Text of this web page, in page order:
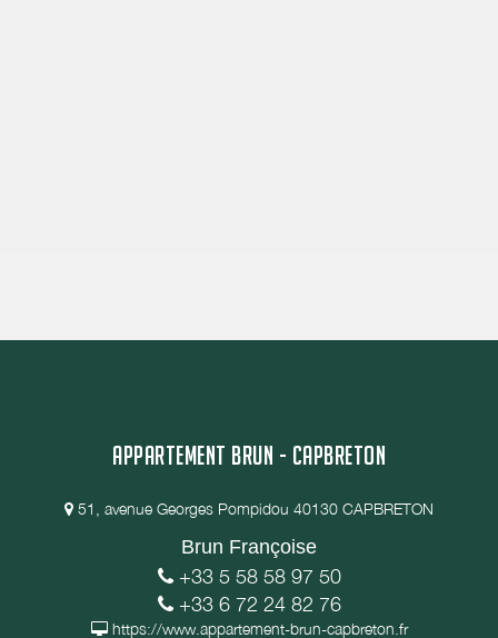
APPARTEMENT BRUN - CAPBRETON
51, avenue Georges Pompidou 40130 CAPBRETON
Brun Françoise
+33 5 58 58 97 50
+33 6 72 24 82 76
https://www.appartement-brun-capbreton.fr